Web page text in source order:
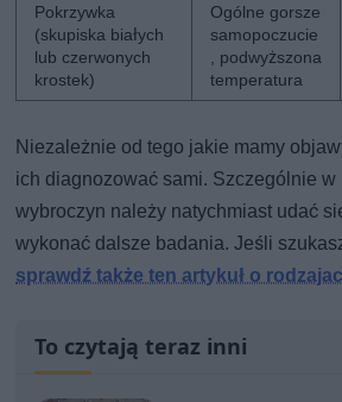
Pokrzywka
(skupiska białych
lub czerwonych
krostek)
Ogólne gorsze
samopoczucie
, podwyższona
temperatura
Niezależnie od tego jakie mamy
ich diagnozować sami. Szczególnie w
wybroczyn należy natychmiast udać
wykonać dalsze badania. Jeśli
sprawdź także ten artykuł o
To czytają teraz inni